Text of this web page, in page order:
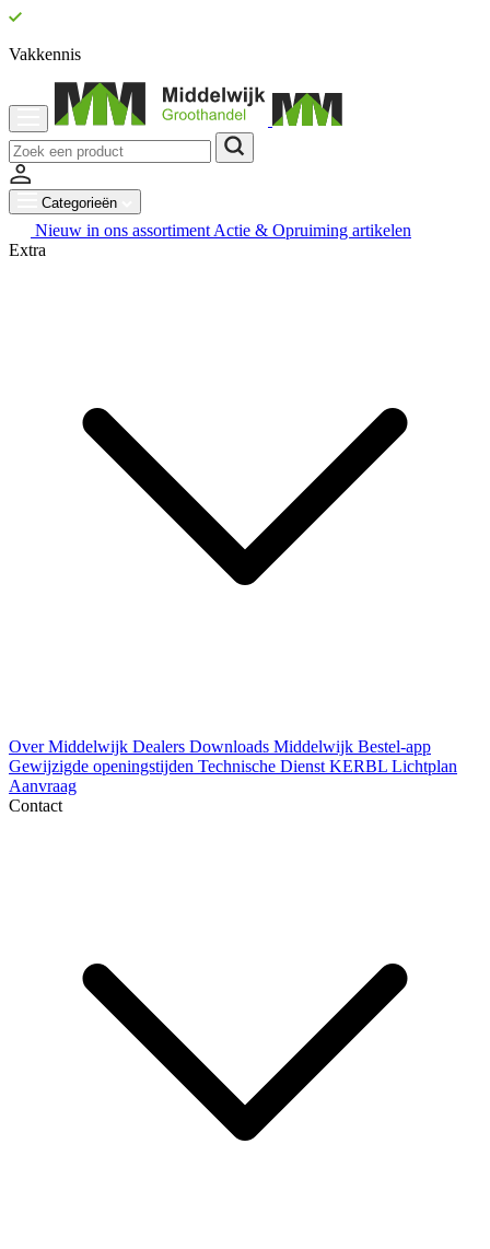
Vakkennis
Categorieën
Nieuw in ons assortiment Actie & Opruiming artikelen
Extra
Over Middelwijk Dealers Downloads Middelwijk Bestel-app
Gewijzigde openingstijden Technische Dienst KERBL Lichtplan
Aanvraag
Contact